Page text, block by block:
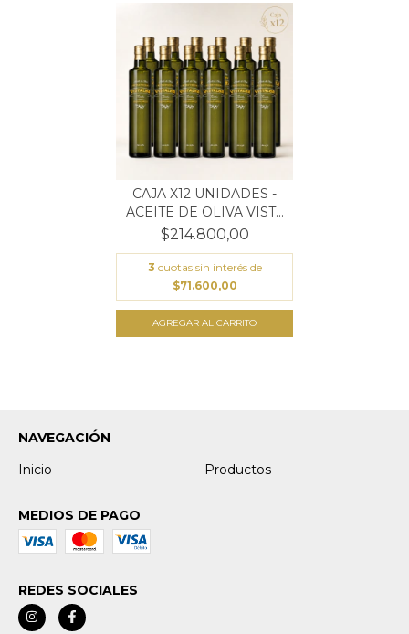
CAJA X12 UNIDADES -
ACEITE DE OLIVA VIST...
$214.800,00
3 cuotas sin interés de
$71.600,00
NAVEGACIÓN
Inicio
Productos
MEDIOS DE PAGO
REDES SOCIALES